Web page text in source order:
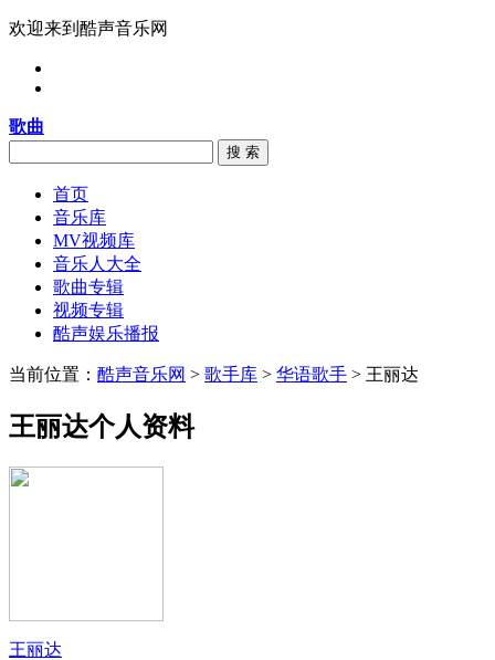
欢迎来到酷声音乐网
歌曲
搜 索
首页
音乐库
MV视频库
音乐人大全
歌曲专辑
视频专辑
酷声娱乐播报
当前位置： 酷声音乐网 > 歌手库 > 华语歌手 > 王丽达
王丽达个人资料
王丽达